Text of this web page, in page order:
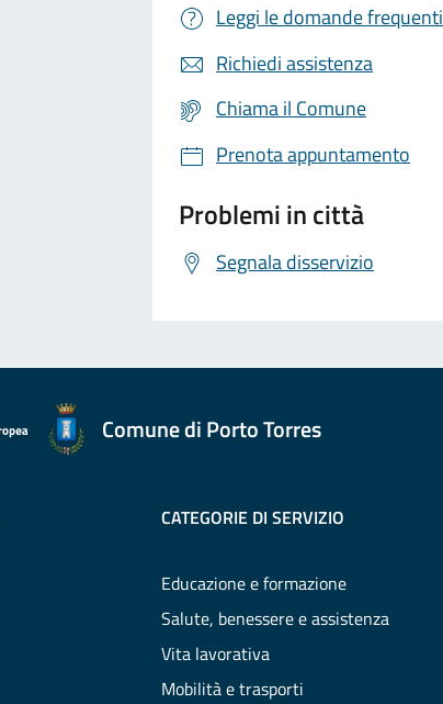
Leggi le domande frequenti
Richiedi assistenza
Chiama il Comune
Prenota appuntamento
Problemi in città
Segnala disservizio
Comune di Porto Torres
CATEGORIE DI SERVIZIO
Educazione e formazione
Salute, benessere e assistenza
Vita lavorativa
Mobilità e trasporti